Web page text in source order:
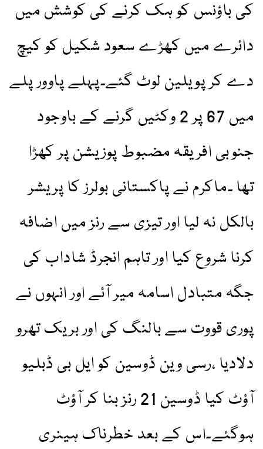
کی باؤنس کو ہک کرنے کی کوشش میں
دائرے میں کھڑے سعود شکیل کو کیچ
دے کر پویلین لوٹ گئے۔پہلے پاوور پلے
میں 67 پر 2 وکٹیں گرنے کے باوجود
جنوبی افریقہ مضبوط پوزیشن پر کھڑا
تھا ۔ماکرم نے پاکستانی بولرز کا پریشر
بالکل نہ لیا اور تیزی سے رنز میں اضافہ
کرنا شروع کیا اور تاہم انجرڈ شاداب کی
جگہ متبادل اسامہ میر آئے اور انہوں نے
پوری قووت سے بالنگ کی اور بریک تھرو
دلادیا ،رسی وین ڈوسین کو ایل بی ڈبلیو
آؤٹ کیا ڈوسین 21 رنز بنا کر آؤٹ
ہوگئے۔اس کے بعد خطرناک ہینری